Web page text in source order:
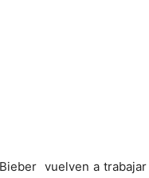
vuelven a